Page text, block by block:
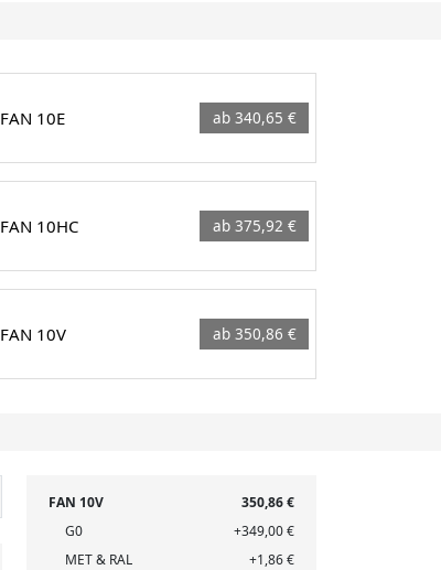
FAN 10E ab 340,65 €
FAN 10HC ab 375,92 €
FAN 10V ab 350,86 €
FAN 10V
350,86 €
G0
+349,00 €
MET & RAL
+1,86 €